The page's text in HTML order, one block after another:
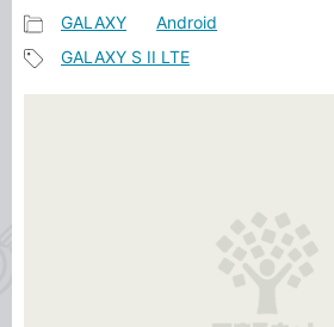
事
カ
GALAXY Android
GALAXY S II LTE